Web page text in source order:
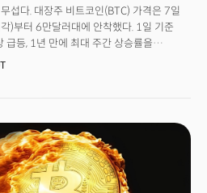
섭다. 대장주 비트코인(BTC) 가격은 7일
)부터 6만달러대에 안착했다. 1일 기준
등, 1년 만에 최대 주간 상승률을
등 알트코인도 전반적으로 상승세다.
기록한 6만9000달러대다. 한국시간 2일
코인 반감기, 인공지능(AI)이다. 특히 전
시장에서도 분산형물리적인프라(DEPIN,
, 주목받고 있다.